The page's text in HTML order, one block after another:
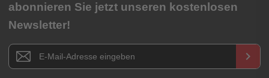
abonnieren Sie jetzt unseren kostenlosen
Newsletter!
Newsletter E-Mail Adresse keyboard_arrow_right